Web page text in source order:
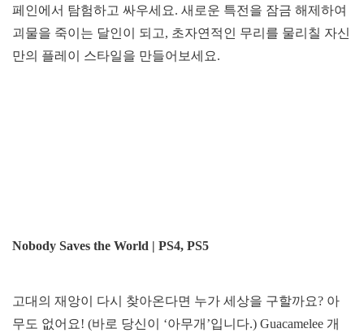
페인에서 탐험하고 싸우세요. 새로운 특전을 잠금 해제하여
괴물을 죽이는 달인이 되고, 초자연적인 무리를 물리칠 자신
만의 플레이 스타일을 만들어보세요.
Nobody Saves the World | PS4, PS5
고대의 재앙이 다시 찾아온다면 누가 세상을 구할까요? 아
무도 없어요! (바로 당신이 ‘아무개’입니다.) Guacamelee 개